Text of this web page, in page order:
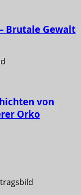
Brutale Gewalt
von
Orko